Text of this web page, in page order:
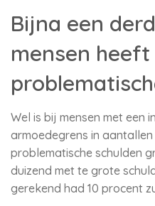
Bijna een
mensen heeft
Wel is bij mensen met een
armoedegrens in
problematische schulden
duizend met te grote
gerekend had 10 procent